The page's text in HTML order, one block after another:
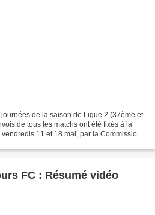
de la saison de Ligue 2 (37ème et
de tous les matchs ont été fixés à la
11 et 18 mai, par la Commission
FC : Résumé vidéo